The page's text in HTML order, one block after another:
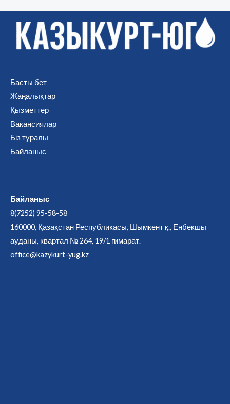
Басты бет
Жаңалықтар
Қызметтер
Вакансиялар
Біз туралы
Байланыс
Байланыс
8(7252) 95-58-58
160000, Қазақстан Республикасы, Шымкент қ., Енбекшы
ауданы, квартал № 264, 19/1 ғимарат.
office@kazykurt-yug.kz